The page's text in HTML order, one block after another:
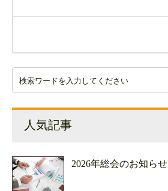
人気記事
2026年総会のお知らせ